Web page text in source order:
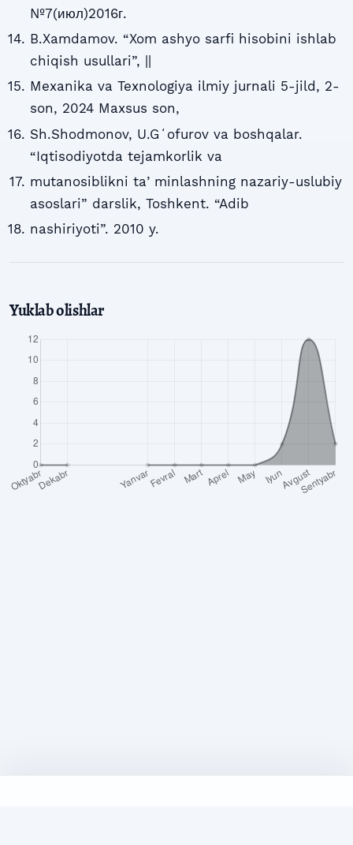
№7(июл)2016г.
B.Xamdamov. “Xom ashyo sarfi hisobini ishlab
chiqish usullari”, ||
Mexanika va Texnologiya ilmiy jurnali 5-jild, 2-
son, 2024 Maxsus son,
Sh.Shodmonov, U.Gʻofurov va boshqalar.
“Iqtisodiyotda tejamkorlik va
mutanosiblikni taʼminlashning nazariy-uslubiy
asoslari” darslik, Toshkent. “Adib
nashiriyoti”. 2010 y.
Yuklab olishlar